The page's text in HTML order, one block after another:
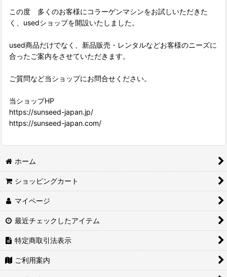
この度 多くのお客様にコラーゲンマシンをお試しいただきた
く、usedショップを開設いたしました。
used商品だけでなく、新品販売・レンタルなどお客様のニーズに
合ったご案内をさせていただきます。
ご質問など当ショップにお問合せください。
当ショップHP
https://sunseed-japan.jp/
https://sunseed-japan.com/
ホーム
ショッピングカート
マイページ
最近チェックしたアイテム
特定商取引法表示
ご利用案内